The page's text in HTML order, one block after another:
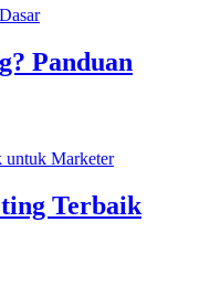
Panduan
Terbaik